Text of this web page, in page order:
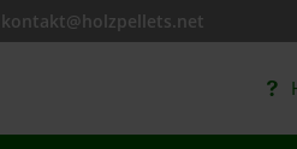
kontakt@holzpellets.net